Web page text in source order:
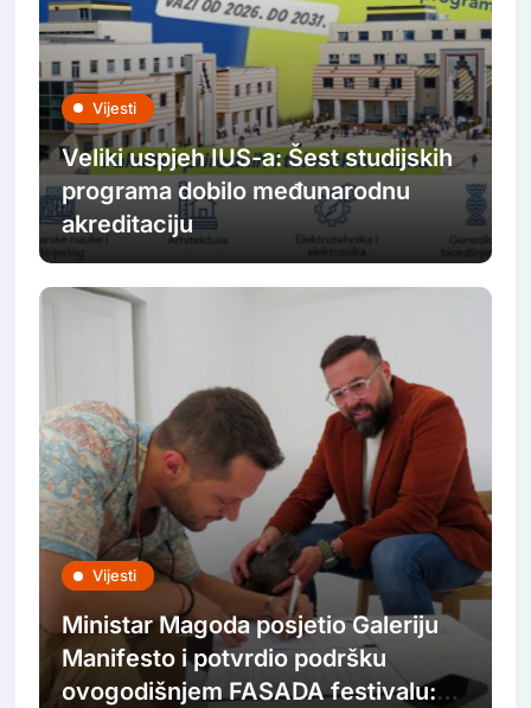
Vijesti
Veliki uspjeh IUS-a: Šest studijskih
programa dobilo međunarodnu
akreditaciju
Vijesti
Ministar Magoda posjetio Galeriju
Manifesto i potvrdio podršku
ovogodišnjem FASADA festivalu: